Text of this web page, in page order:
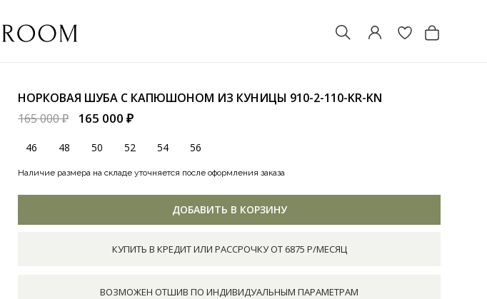
НОРКОВАЯ ШУБА С КАПЮШОНОМ ИЗ КУНИЦЫ 910-2-110-KR-KN
165 000 ₽
165 000 ₽
46 48 50 52 54 56
Наличие размера на складе уточняется после оформления заказа
ДОБАВИТЬ В КОРЗИНУ
КУПИТЬ В КРЕДИТ ИЛИ РАССРОЧКУ ОТ 6875 Р/МЕСЯЦ
ВОЗМОЖЕН ОТШИВ ПО ИНДИВИДУАЛЬНЫМ ПАРАМЕТРАМ